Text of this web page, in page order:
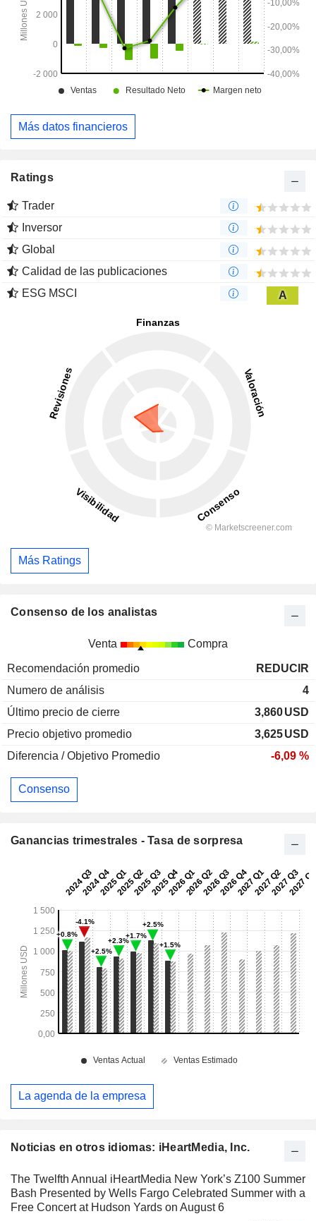
Noticias en otros idiomas: iHeartMedia, Inc.
The Twelfth Annual iHeartMedia New York’s Z100 Summer
Bash Presented by Wells Fargo Celebrated Summer with a
Free Concert at Hudson Yards on August 6
Más datos financieros
Ratings
Trader
Inversor
Global
Calidad de las publicaciones
ESG MSCI
A
Más Ratings
Consenso de los analistas
Venta Compra
Recomendación promedio
REDUCIR
Numero de análisis
4
Último precio de cierre
3,860USD
Precio objetivo promedio
3,625USD
Diferencia / Objetivo Promedio
-6,09 %
Consenso
Ganancias trimestrales - Tasa de sorpresa
La agenda de la empresa